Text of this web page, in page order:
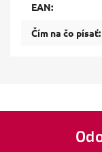
EAN:
Čím na čo písať: